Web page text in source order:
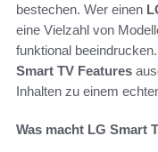
bestechen. Wer einen
eine Vielzahl von
funktional
Smart TV Features
Inhalten zu einem
Was macht LG Smart